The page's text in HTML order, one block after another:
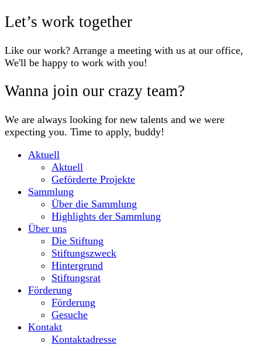
Let’s work together
Like our work? Arrange a meeting with us at our office,
We'll be happy to work with you!
Wanna join our crazy team?
We are always looking for new talents and we were
expecting you. Time to apply, buddy!
Aktuell
Aktuell
Geförderte Projekte
Sammlung
Über die Sammlung
Highlights der Sammlung
Über uns
Die Stiftung
Stiftungszweck
Hintergrund
Stiftungsrat
Förderung
Förderung
Gesuche
Kontakt
Kontaktadresse